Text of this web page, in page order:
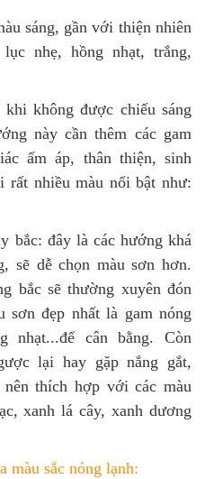
sáng, gần với thiện nhiên
nhẹ, hồng nhạt, trắng,
không được chiếu sáng
này cần thêm các gam
ấm áp, thân thiện, sinh
rất nhiều màu nổi bật như:
bắc: đây là các hướng khá
sẽ dễ chọn màu sơn hơn.
bắc sẽ thường xuyên đón
sơn đẹp nhất là gam nóng
nhạt...để cân bằng. Còn
lại hay gặp nắng gắt,
thích hợp với các màu
xanh lá cây, xanh dương
màu sắc nóng lạnh: